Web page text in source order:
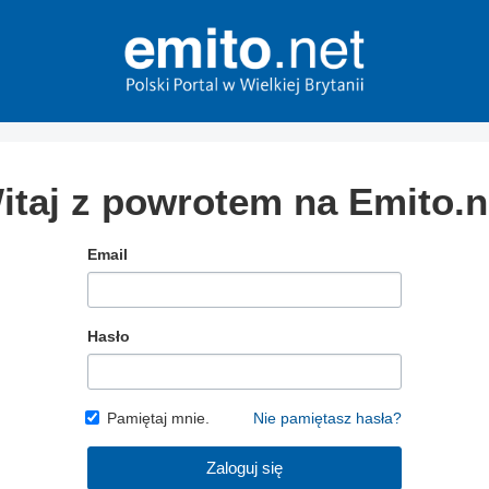
z powrotem na
Email
Hasło
Pamiętaj mnie. Nie pamiętasz hasła?
Zaloguj się